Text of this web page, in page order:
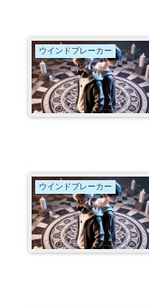
ウインドブレーカー
ウインドブレーカー